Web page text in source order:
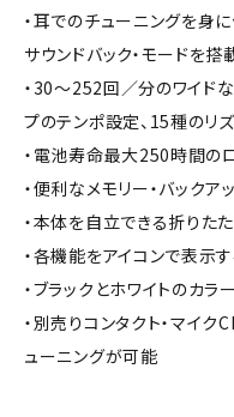
・耳でのチューニングを身
サウンドバック・モードを搭
・30～252回／分のワイド
プのテンポ設定、15種のリ
・電池寿命最大250時間の
・便利なメモリー・バックア
・本体を自立できる折りた
・各機能をアイコンで表示
・ブラックとホワイトのカラ
・別売りコンタクト・マイ
ューニングが可能